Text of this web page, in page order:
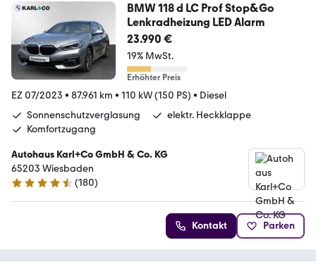
BMW 118 d LC Prof Stop&Go
Lenkradheizung LED Alarm
23.990 €
19% MwSt.
Erhöhter Preis
EZ 07/2023 • 87.961 km • 110 kW (150 PS) • Diesel
Sonnenschutzverglasung
elektr. Heckklappe
Komfortzugang
Autohaus Karl+Co GmbH & Co. KG
65203 Wiesbaden
4.5 Sterne
(180)
Kontakt Parken